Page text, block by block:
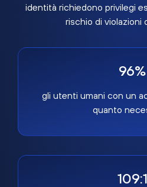
identità richiedono privilegi
rischio di violazioni
96%
gli utenti umani con un
quanto
109:1